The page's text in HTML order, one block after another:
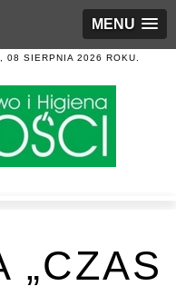
MENU
08 SIERPNIA 2026 ROKU.
„CZAS